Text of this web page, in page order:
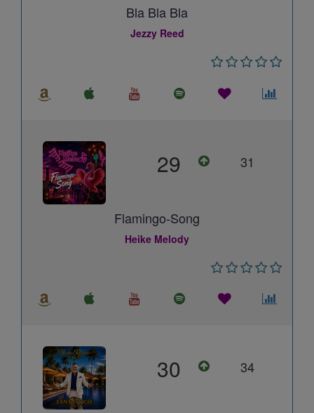
Bla Bla Bla
Jezzy Reed
29 31
Flamingo-Song
Heike Melody
30 34